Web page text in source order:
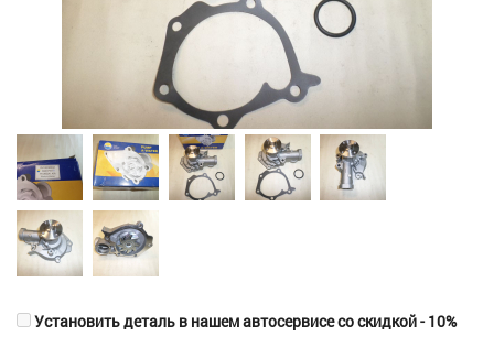
Установить деталь в нашем автосервисе со скидкой - 10%